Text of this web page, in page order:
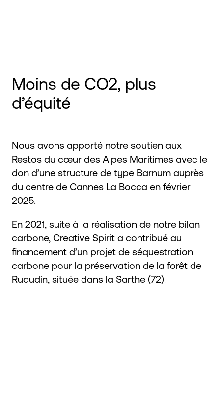
Moins de CO2, plus
d’équité
Nous avons apporté notre soutien aux
Restos du cœur des Alpes Maritimes avec le
don d’une structure de type Barnum auprès
du centre de Cannes La Bocca en février
2025.
En 2021, suite à la réalisation de notre bilan
carbone, Creative Spirit a contribué au
financement d’un projet de séquestration
carbone pour la préservation de la forêt de
Ruaudin, située dans la Sarthe (72).